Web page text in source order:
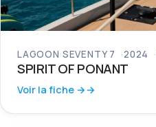
LAGOON SEVENTY 7 2024
SPIRIT OF PONANT
Voir la fiche →